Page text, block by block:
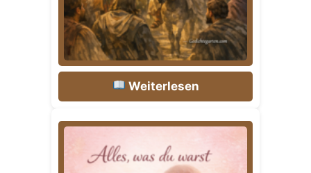
Weiterlesen